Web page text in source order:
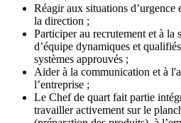
Réagir aux situations
la direction ;
Participer au recrutement et à la
d’équipe dynamiques et
systèmes approuvés ;
Aider à la communication et à
l’entreprise ;
Le Chef de quart fait partie
travailler activement sur le